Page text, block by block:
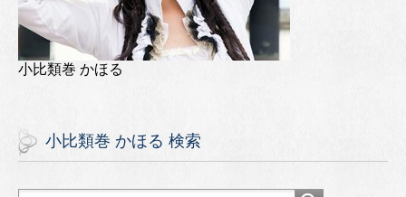
小比類巻 かほる
小比類巻 かほる 検索